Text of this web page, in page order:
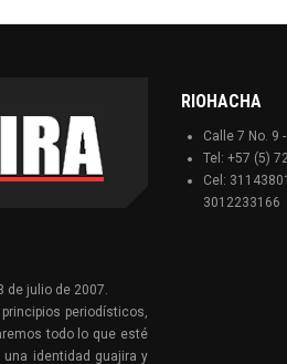
de julio de 2007.
periodísticos,
todo lo que esté
identidad guajira y
RIOHACHA
Calle 7 No. 9
Tel: +57 (5)
Cel:
3012233166